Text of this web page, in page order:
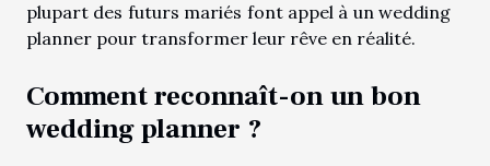
plupart des futurs mariés font appel à un wedding
planner pour transformer leur rêve en réalité.
Comment reconnaît-on un bon
wedding planner ?